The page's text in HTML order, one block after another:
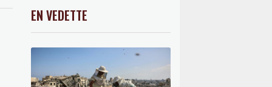
Fed plus conciliante
l'ouest d'Athènes
du créateur de ChatGPT
visant Bally Bagayoko
-0.31%
-0.41%
0.46% 4322.09 €
EN VEDETTE